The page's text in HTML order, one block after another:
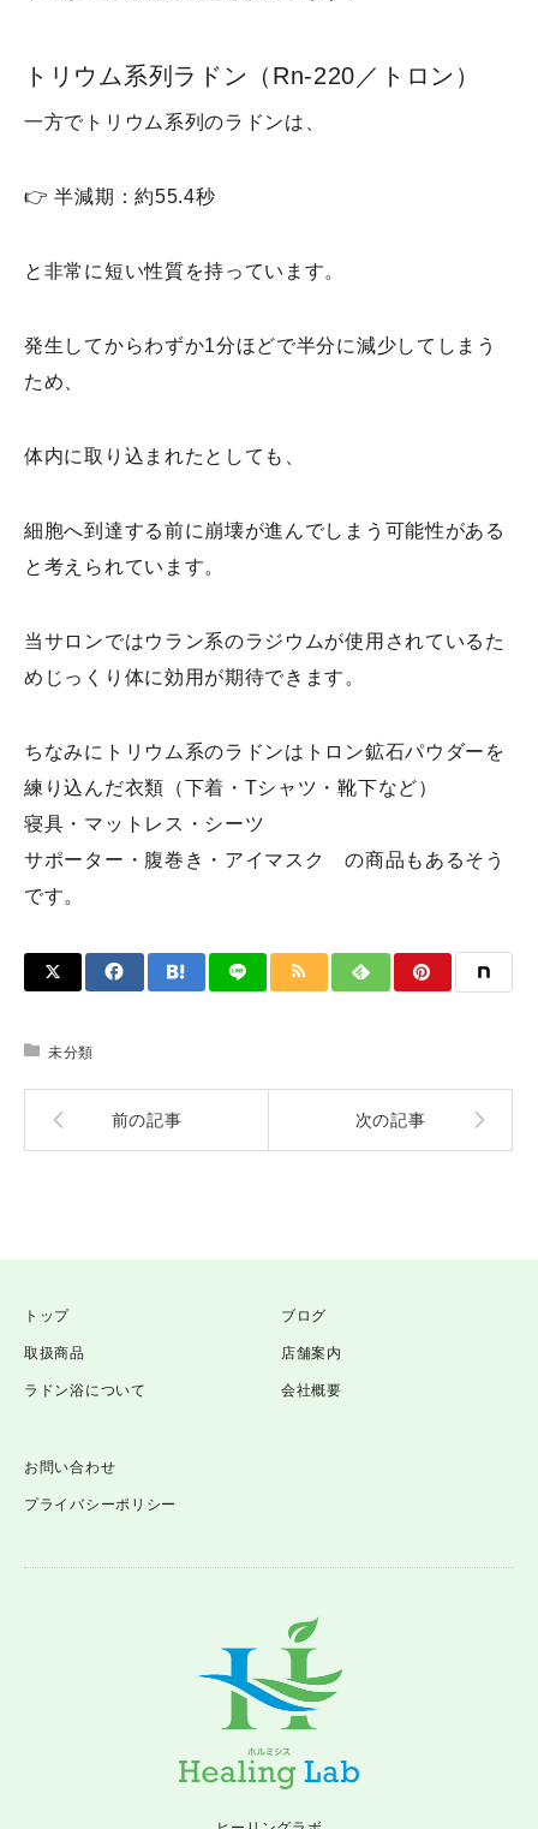
トリウム系列ラドン（Rn-220／トロン）
一方でトリウム系列のラドンは、
👉 半減期：約55.4秒
と非常に短い性質を持っています。
発生してからわずか1分ほどで半分に減少してしまう
ため、
体内に取り込まれたとしても、
細胞へ到達する前に崩壊が進んでしまう可能性がある
と考えられています。
当サロンではウラン系のラジウムが使用されているた
めじっくり体に効用が期待できます。
ちなみにトリウム系のラドンはトロン鉱石パウダーを
練り込んだ衣類（下着・Tシャツ・靴下など）
寝具・マットレス・シーツ
サポーター・腹巻き・アイマスク の商品もあるそう
です。
未分類
前の記事 次の記事
トップ
取扱商品
ラドン浴について
ブログ
店舗案内
会社概要
お問い合わせ
プライバシーポリシー